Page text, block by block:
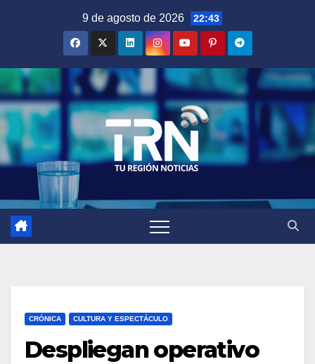
9 de agosto de 2026 22:43
CRÓNICA CULTURA Y ESPECTÁCULO
Despliegan operativo